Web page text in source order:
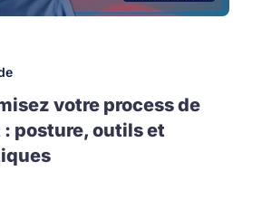
votre process de
posture, outils et